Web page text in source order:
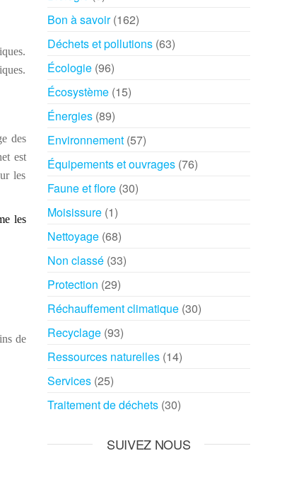
des
est
les
les
de
Bon à savoir(162)
Déchets et pollutions(63)
Écologie(96)
Écosystème(15)
Énergies(89)
Environnement(57)
Équipements et ouvrages(76)
Faune et flore(30)
Moisissure(1)
Nettoyage(68)
Non classé(33)
Protection (29)
Réchauffement climatique(30)
Recyclage(93)
Ressources naturelles(14)
Services(25)
Traitement de déchets(30)
SUIVEZ NOUS